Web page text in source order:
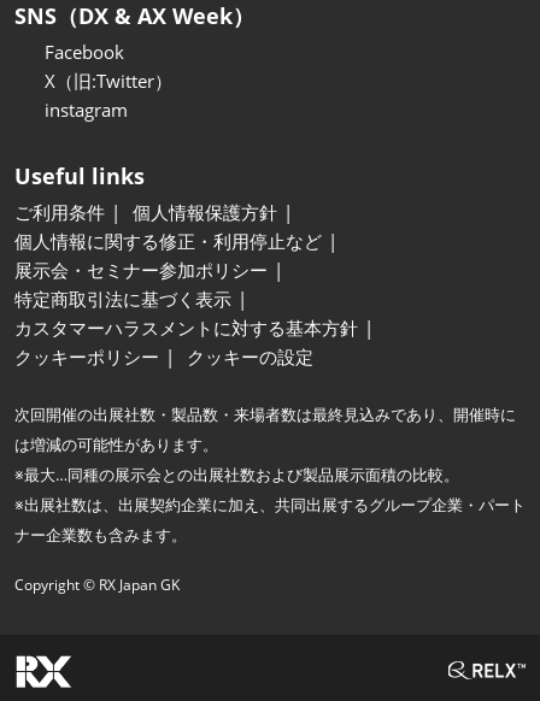
SNS（DX & AX Week）
Facebook
X（旧:Twitter）
instagram
Useful links
ご利用条件
個人情報保護方針
個人情報に関する修正・利用停止など
展示会・セミナー参加ポリシー
特定商取引法に基づく表示
カスタマーハラスメントに対する基本方針
クッキーポリシー
クッキーの設定
次回開催の出展社数・製品数・来場者数は最終見込みであり、開催時に
は増減の可能性があります。
※最大…同種の展示会との出展社数および製品展示面積の比較。
※出展社数は、出展契約企業に加え、共同出展するグループ企業・パート
ナー企業数も含みます。
Copyright © RX Japan GK